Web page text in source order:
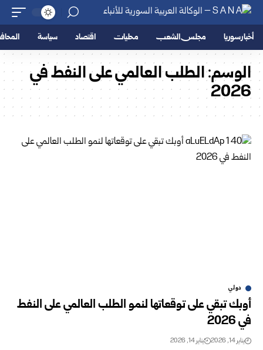
أخبار سوريا مجلس الشعب محليات اقتصاد سياسة
الوسم:الطلب العالمي على النفط في
2026
دولي
أوبك تبقي على توقعاتها لنمو الطلب العالمي على النفط
في 2026
يناير 14, 2026 يناير 14, 2026